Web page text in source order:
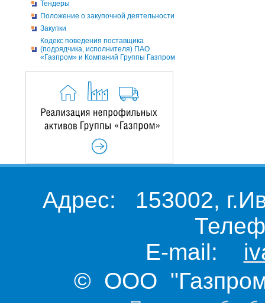
Тендеры
Положение о закупочной деятельности
Закупки
Кодекс поведения поставщика
(подрядчика, исполнителя) ПАО
«Газпром» и Компаний Группы Газпром
Адрес: 153002,
E-mail:
© ООО "Газпром